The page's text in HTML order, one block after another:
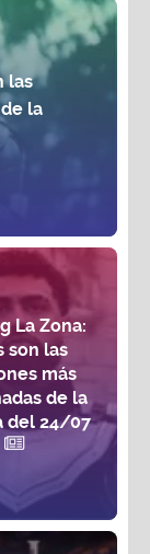
las
la
La Zona:
son las
más
de la
del 24/07